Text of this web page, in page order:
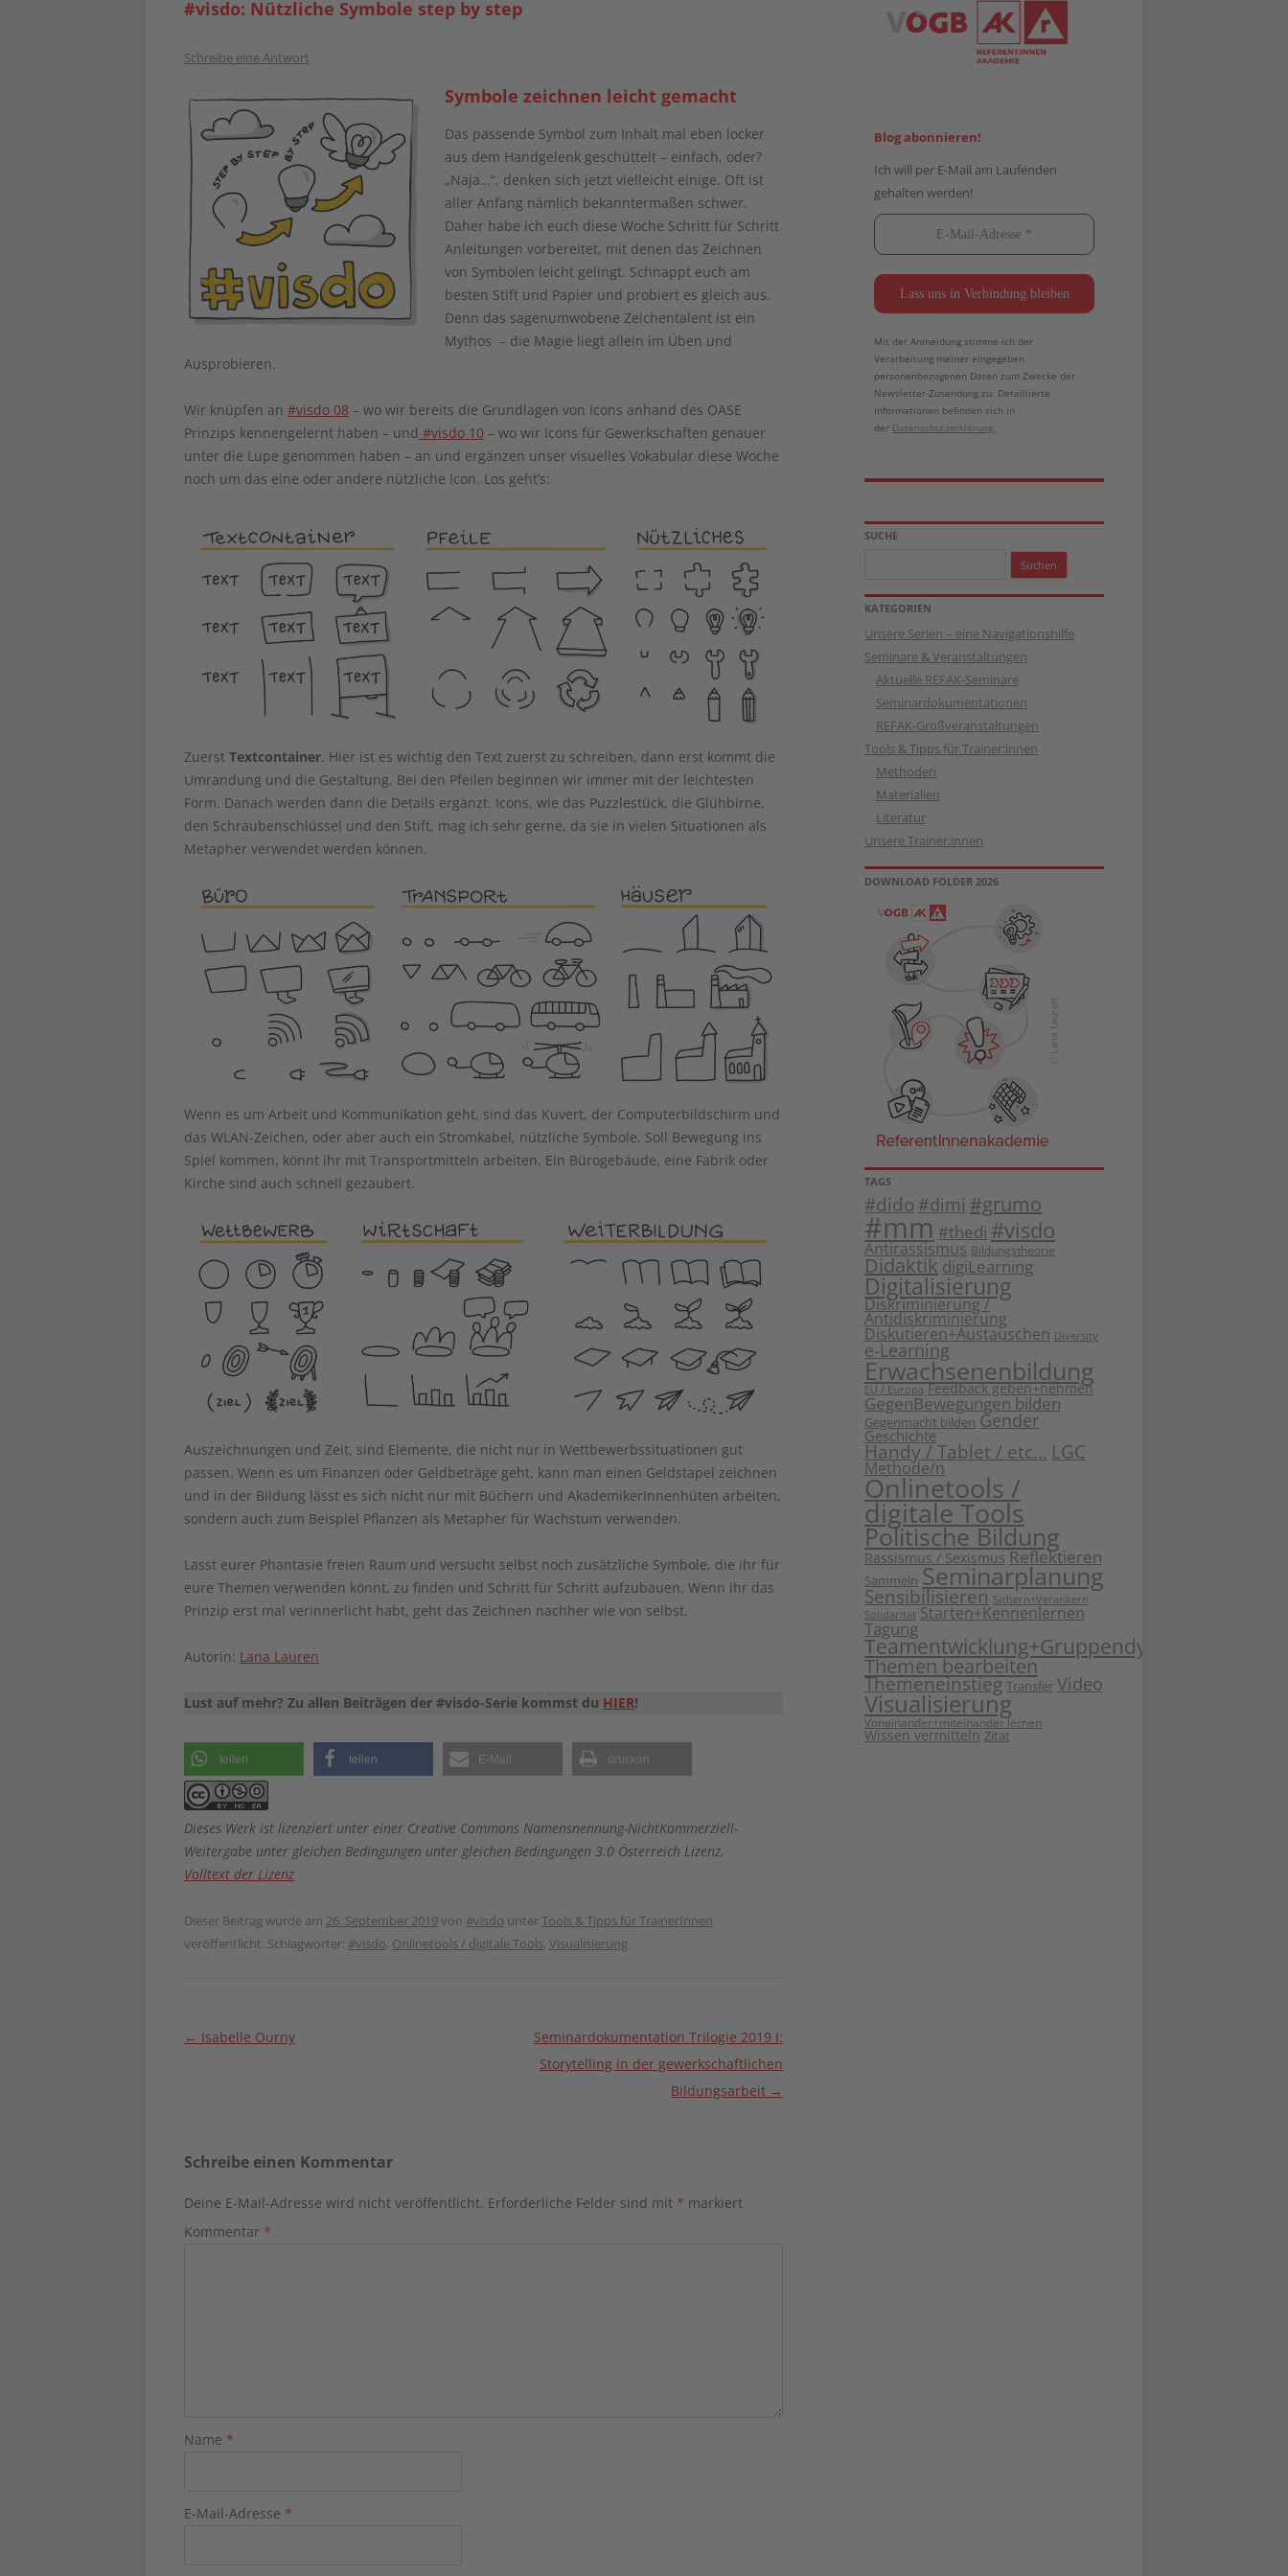
#visdo: Nützliche Symbole step by step
Schreibe eine Antwort
Symbole zeichnen leicht gemacht
Das passende Symbol zum Inhalt mal eben locker
aus dem Handgelenk geschüttelt – einfach, oder?
„Naja…“, denken sich jetzt vielleicht einige. Oft ist
aller Anfang nämlich bekanntermaßen schwer.
Daher habe ich euch diese Woche Schritt für Schritt
Anleitungen vorbereitet, mit denen das Zeichnen
von Symbolen leicht gelingt. Schnappt euch am
besten Stift und Papier und probiert es gleich aus.
Denn das sagenumwobene Zeichentalent ist ein
Mythos – die Magie liegt allein im Üben und
Ausprobieren.
Wir knüpfen an #visdo 08 – wo wir bereits die Grundlagen von Icons anhand des OASE
Prinzips kennengelernt haben – und #visdo 10 – wo wir Icons für Gewerkschaften genauer
unter die Lupe genommen haben – an und ergänzen unser visuelles Vokabular diese Woche
noch um das eine oder andere nützliche Icon. Los geht’s:
Zuerst Textcontainer. Hier ist es wichtig den Text zuerst zu schreiben, dann erst kommt die
Umrandung und die Gestaltung. Bei den Pfeilen beginnen wir immer mit der leichtesten
Form. Danach werden dann die Details ergänzt. Icons, wie das Puzzlestück, die Glühbirne,
den Schraubenschlüssel und den Stift, mag ich sehr gerne, da sie in vielen Situationen als
Metapher verwendet werden können.
Wenn es um Arbeit und Kommunikation geht, sind das Kuvert, der Computerbildschirm und
das WLAN-Zeichen, oder aber auch ein Stromkabel, nützliche Symbole. Soll Bewegung ins
Spiel kommen, könnt ihr mit Transportmitteln arbeiten. Ein Bürogebäude, eine Fabrik oder
Kirche sind auch schnell gezaubert.
Auszeichnungen und Zeit, sind Elemente, die nicht nur in Wettbewerbssituationen gut
passen. Wenn es um Finanzen oder Geldbeträge geht, kann man einen Geldstapel zeichnen
und in der Bildung lässt es sich nicht nur mit Büchern und AkademikerInnenhüten arbeiten,
sondern auch zum Beispiel Pflanzen als Metapher für Wachstum verwenden.
Lasst eurer Phantasie freien Raum und versucht selbst noch zusätzliche Symbole, die ihr für
eure Themen verwenden könnt, zu finden und Schritt für Schritt aufzubauen. Wenn ihr das
Prinzip erst mal verinnerlicht habt, geht das Zeichnen nachher wie von selbst.
Autorin: Lana Lauren
Lust auf mehr? Zu allen Beiträgen der #visdo-Serie kommst du HIER!
teilen teilen E-Mail drucken
Dieses Werk ist lizenziert unter einer Creative Commons Namensnennung-NichtKommerziell-
Weitergabe unter gleichen Bedingungen unter gleichen Bedingungen 3.0 Österreich Lizenz.
Volltext der Lizenz
Dieser Beitrag wurde am 26. September 2019von #visdo unterTools & Tipps für TrainerInnen
veröffentlicht. Schlagwörter: #visdo, Onlinetools / digitale Tools, Visualisierung
Beitragsnavigation
← Isabelle Ourny
Seminardokumentation Trilogie 2019 I:
Storytelling in der gewerkschaftlichen
Bildungsarbeit →
Schreibe einen Kommentar
Deine E-Mail-Adresse wird nicht veröffentlicht. Erforderliche Felder sind mit * markiert
Kommentar *
Name *
E-Mail-Adresse *
Blog abonnieren!
Ich will per E-Mail am Laufenden
gehalten werden!
Mit der Anmeldung stimme ich der
Verarbeitung meiner eingegeben
personenbezogenen Daten zum Zwecke der
Newsletter-Zusendung zu. Detaillierte
Informationen befinden sich in
der Datenschutzerklärung.
SUCHE
KATEGORIEN
Unsere Serien – eine Navigationshilfe
Seminare & Veranstaltungen
Aktuelle REFAK-Seminare
Seminardokumentationen
REFAK-Großveranstaltungen
Tools & Tipps für Trainer:innen
Methoden
Materialien
Literatur
Unsere Trainer:innen
DOWNLOAD FOLDER 2026
TAGS
#dido #dimi #grumo
#mm #thedi #visdo
Antirassismus Bildungstheorie
Didaktik digiLearning
Digitalisierung
Diskriminierung /
Antidiskriminierung
Diskutieren+Austauschen Diversity
e-Learning
Erwachsenenbildung
EU / Europa Feedback geben+nehmen
GegenBewegungen bilden
Gegenmacht bilden Gender
Geschichte
Handy / Tablet / etc... LGC
Methode/n
Onlinetools /
digitale Tools
Politische Bildung
Rassismus / Sexismus Reflektieren
Sammeln Seminarplanung
Sensibilisieren Sichern+Verankern
Solidarität Starten+Kennenlernen
Tagung
Teamentwicklung+Gruppendynamik
Themen bearbeiten
Themeneinstieg Transfer Video
Visualisierung
Voneinander+miteinander lernen
Wissen vermitteln Zitat